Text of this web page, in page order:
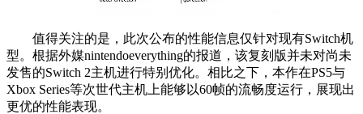
值得关注的是，此次公布的性能信息仅针对现有Switch机
型。根据外媒nintendoeverything的报道，该复刻版并未对尚未
发售的Switch 2主机进行特别优化。相比之下，本作在PS5与
Xbox Series等次世代主机上能够以60帧的流畅度运行，展现出
更优的性能表现。